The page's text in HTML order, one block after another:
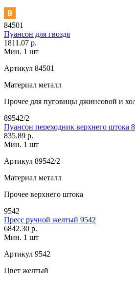
84501
Пуансон для гвоздя
1811.07 р.
Мин. 1 шт
Артикул 84501
Материал металл
Прочее для пуговицы джинсовой и
89542/2
Пуансон переходник верхнего штока
835.89 р.
Мин. 1 шт
Артикул 89542/2
Материал металл
Прочее верхнего штока
9542
Пресс ручной желтый 9542
6842.30 р.
Мин. 1 шт
Артикул 9542
Цвет желтый